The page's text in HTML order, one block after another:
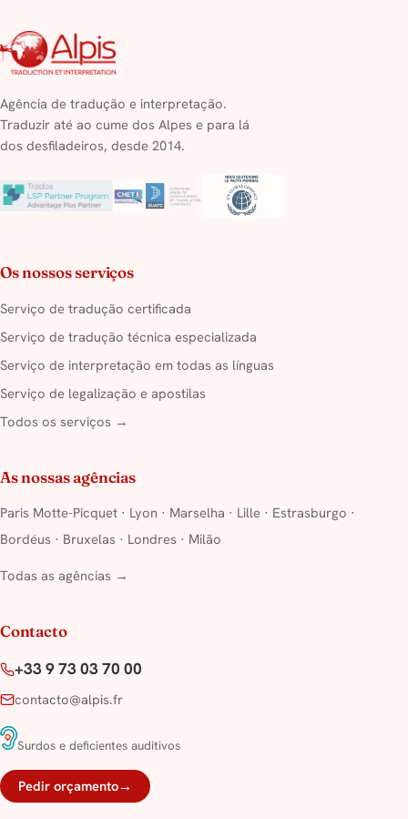
Agência de tradução e interpretação.
Traduzir até ao cume dos Alpes e para lá
dos desfiladeiros, desde 2014.
Os nossos serviços
Serviço de tradução certificada
Serviço de tradução técnica especializada
Serviço de interpretação em todas as línguas
Serviço de legalização e apostilas
Todos os serviços →
As nossas agências
Paris Motte-Picquet · Lyon · Marselha · Lille · Estrasburgo ·
Bordéus · Bruxelas · Londres · Milão
Todas as agências →
Contacto
+33 9 73 03 70 00
contacto@alpis.fr
Surdos e deficientes auditivos
Pedir orçamento→